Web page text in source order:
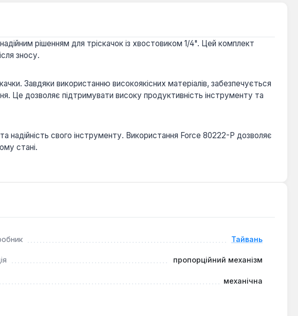
рішенням для тріскачок із хвостовиком 1/4". Цей комплект
зносу.
Завдяки використанню високоякісних матеріалів, забезпечується
Це дозволяє підтримувати високу продуктивність інструменту та
надійність свого інструменту. Використання Force 80222-P дозволяє
стані.
Тайвань
пропорційний механізм
механічна